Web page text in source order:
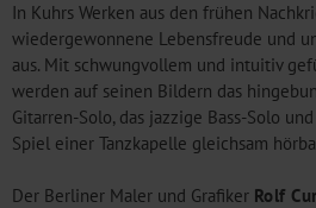
In Kuhrs Werken aus den frühen
wiedergewonnene Lebensfreude und
aus. Mit schwungvollem und intuitiv
werden auf seinen Bildern das
Gitarren-Solo, das jazzige Bass-Solo
Spiel einer Tanzkapelle gleichsam
Der Berliner Maler und Grafiker Rolf